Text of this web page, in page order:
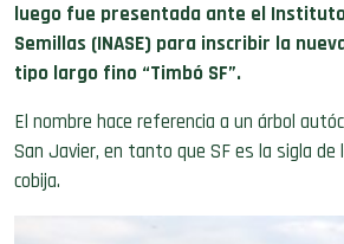
luego fue presentada ante el
Semillas (INASE) para inscribir la
tipo largo fino “Timbó SF”.
El nombre hace referencia a un árbol
San Javier, en tanto que SF es la sigla de
cobija.